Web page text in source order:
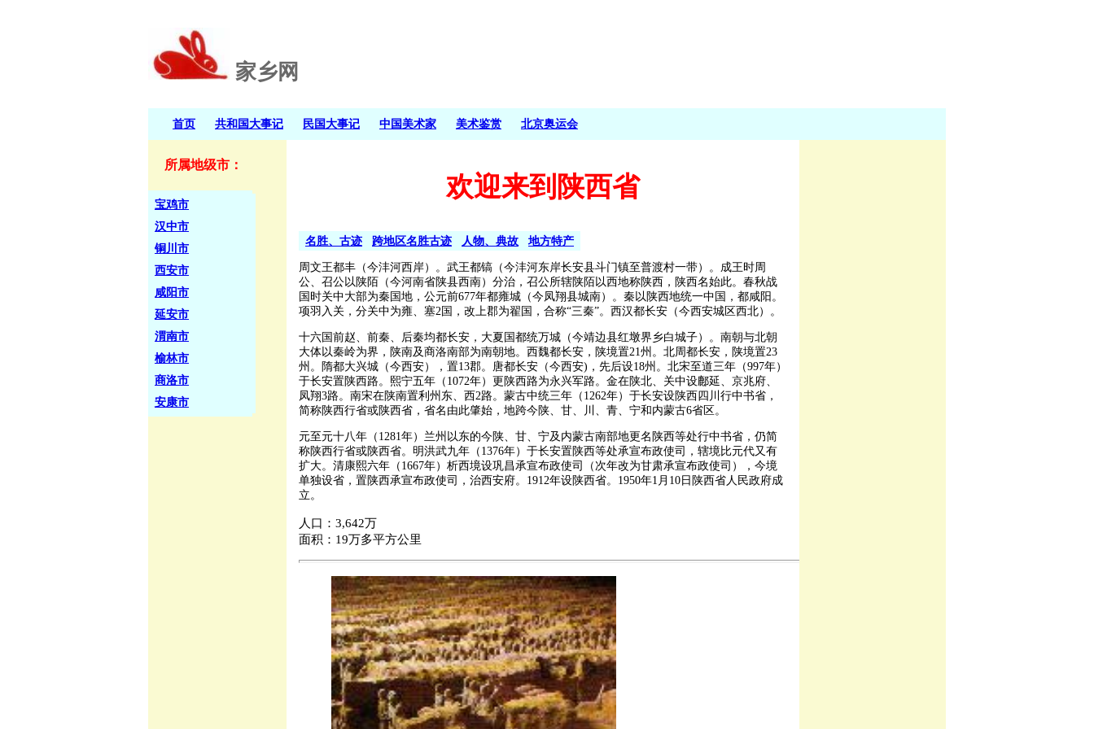
家乡网
首页 共和国大事记 民国大事记 中国美术家 美术鉴赏 北京奥运会
所属地级市：
宝鸡市
汉中市
铜川市
西安市
咸阳市
延安市
渭南市
榆林市
商洛市
安康市
欢迎来到陕西省
名胜、古迹 跨地区名胜古迹 人物、典故 地方特产
周文王都丰（今沣河西岸）。武王都镐（今沣河东岸长安县斗门镇至普渡村一带）。成王时周
公、召公以陕陌（今河南省陕县西南）分治，召公所辖陕陌以西地称陕西，陕西名始此。春秋战
国时关中大部为秦国地，公元前677年都雍城（今凤翔县城南）。秦以陕西地统一中国，都咸阳。
项羽入关，分关中为雍、塞2国，改上郡为翟国，合称“三秦”。西汉都长安（今西安城区西北）。
十六国前赵、前秦、后秦均都长安，大夏国都统万城（今靖边县红墩界乡白城子）。南朝与北朝
大体以秦岭为界，陕南及商洛南部为南朝地。西魏都长安，陕境置21州。北周都长安，陕境置23
州。隋都大兴城（今西安），置13郡。唐都长安（今西安)，先后设18州。北宋至道三年（997年）
于长安置陕西路。熙宁五年（1072年）更陕西路为永兴军路。金在陕北、关中设鄜延、京兆府、
凤翔3路。南宋在陕南置利州东、西2路。蒙古中统三年（1262年）于长安设陕西四川行中书省，
简称陕西行省或陕西省，省名由此肇始，地跨今陕、甘、川、青、宁和内蒙古6省区。
元至元十八年（1281年）兰州以东的今陕、甘、宁及内蒙古南部地更名陕西等处行中书省，仍简
称陕西行省或陕西省。明洪武九年（1376年）于长安置陕西等处承宣布政使司，辖境比元代又有
扩大。清康熙六年（1667年）析西境设巩昌承宣布政使司（次年改为甘肃承宣布政使司），今境
单独设省，置陕西承宣布政使司，治西安府。1912年设陕西省。1950年1月10日陕西省人民政府成
立。
人口：3,642万
面积：19万多平方公里